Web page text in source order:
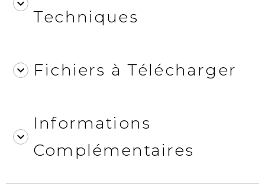
Techniques
Fichiers à Télécharger
Informations
Complémentaires